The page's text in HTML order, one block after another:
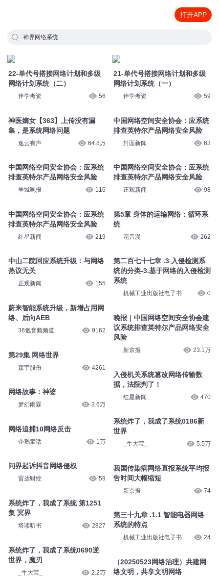
打开APP
神界网络系统
22-单代号搭接网络计划和多级
网络计划系统（二）
伴学考资 56
神医嫡女【363】上传没有漏
集，是系统网络问题
逸云有声 64.8万
中国网络空间安全协会：应系统
排查英特尔产品网络安全风险
羊城晚报 116
中国网络空间安全协会：应系统
排查英特尔产品网络安全风险
红星新闻 219
中山二院回应系统升级：与网络
热议无关
正观新闻 155
蔚来智能系统升级，新增占用网
络、后向AEB
36氪音频频道 9162
第29集 网络世界
森宇股份 4261
网络故事：神婆
梦幻雨霖 3.6万
网络追捕10网络反击
企鹅童话 1万
问界起诉抖音网络侵权
雷达财经 59
系统炸了，我成了系统 第1251
集 冥界
塔读听书 2827
系统炸了，我成了系统0690逆
世界，魔刃
_牛大宝_ 2.2万
21-单代号搭接网络计划和多级
网络计划系统（一）
伴学考资 59
中国网络空间安全协会：应系统
排查英特尔产品网络安全风险
封面新闻 63
中国网络空间安全协会：应系统
排查英特尔产品网络安全风险
正观新闻 98
第5章 身体的运输网络：循环系
统
花音漫 262
第二百七十七章 .3 入侵检测系
统的分类-3.基于网络的入侵检测
系统
机械工业出版社电子书 0
晚报｜中国网络空间安全协会建
议系统排查英特尔产品网络安全
风险
新京报 23.1万
入侵机关系统篡改网络传输数
据，法院判了！
红星新闻 470
系统炸了，我成了系统0186新
世界
_牛大宝_ 5.5万
我国传染病网络直报系统平均报
告时间大幅缩短
新京报 74
第三十九章 .1.1 智能电器网络
系统的特点
机械工业出版社电子书 24
（20250523网络治理）共建网
络文明，共享文明网络